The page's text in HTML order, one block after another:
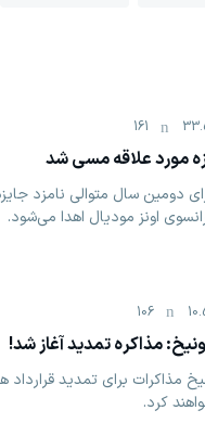
161
مورد علاقه مسی شد
دومین سال متوالی نامزد
اونز مودیال اهدا می‌شود.
106
مذاکره تمدید آغاز شد!
مذاکرات برای تمدید قرارداد
کرد.